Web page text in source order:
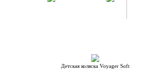
Детская коляска Voyager Soft